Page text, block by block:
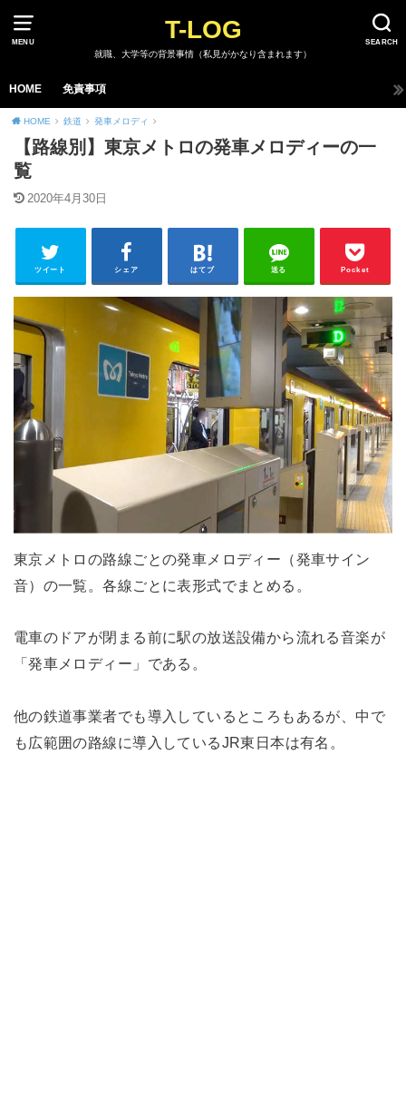
MENU SEARCH
T-LOG
就職、大学等の背景事情（私見がかなり含まれます）
HOME 免責事項
HOME 鉄道 発車メロディ
【路線別】東京メトロの発車メロディーの一
覧
2020年4月30日
ツイート シェア はてブ 送る Pocket
東京メトロの路線ごとの発車メロディー（発車サイン
音）の一覧。各線ごとに表形式でまとめる。
電車のドアが閉まる前に駅の放送設備から流れる音楽が
「発車メロディー」である。
他の鉄道事業者でも導入しているところもあるが、中で
も広範囲の路線に導入しているJR東日本は有名。